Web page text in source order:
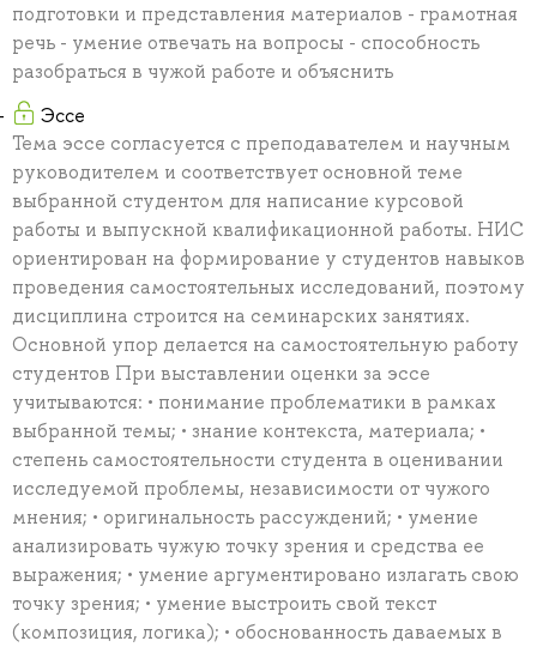
подготовки и представления материалов - грамотная
речь - умение отвечать на вопросы - способность
разобраться в чужой работе и объяснить
Эссе
Тема эссе согласуется с преподавателем и научным
руководителем и соответствует основной теме
выбранной студентом для написание курсовой
работы и выпускной квалификационной работы. НИС
ориентирован на формирование у студентов навыков
проведения самостоятельных исследований, поэтому
дисциплина строится на семинарских занятиях.
Основной упор делается на самостоятельную работу
студентов При выставлении оценки за эссе
учитываются: • понимание проблематики в рамках
выбранной темы; • знание контекста, материала; •
степень самостоятельности студента в оценивании
исследуемой проблемы, независимости от чужого
мнения; • оригинальность рассуждений; • умение
анализировать чужую точку зрения и средства ее
выражения; • умение аргументировано излагать свою
точку зрения; • умение выстроить свой текст
(композиция, логика); • обоснованность даваемых в